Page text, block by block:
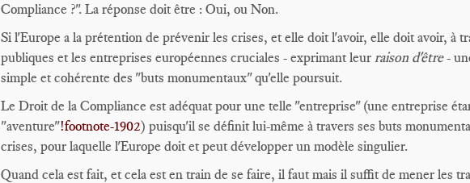
Compliance ?". La réponse doit être : Oui, ou Non.
Si l'Europe a la prétention de prévenir les crises, et elle doit l'avoir, elle doit avoir, à
publiques et les entreprises européennes cruciales - exprimant leur raison d'être-
simple et cohérente des "buts monumentaux" qu'elle poursuit.
Le Droit de la Compliance est adéquat pour une telle "entreprise" (une entreprise
"aventure"!footnote-1902) puisqu'il se définit lui-même à travers ses buts
crises, pour laquelle l'Europe doit et peut développer un modèle singulier.
Quand cela est fait, et cela est en train de se faire, il faut mais il suffit de mener les